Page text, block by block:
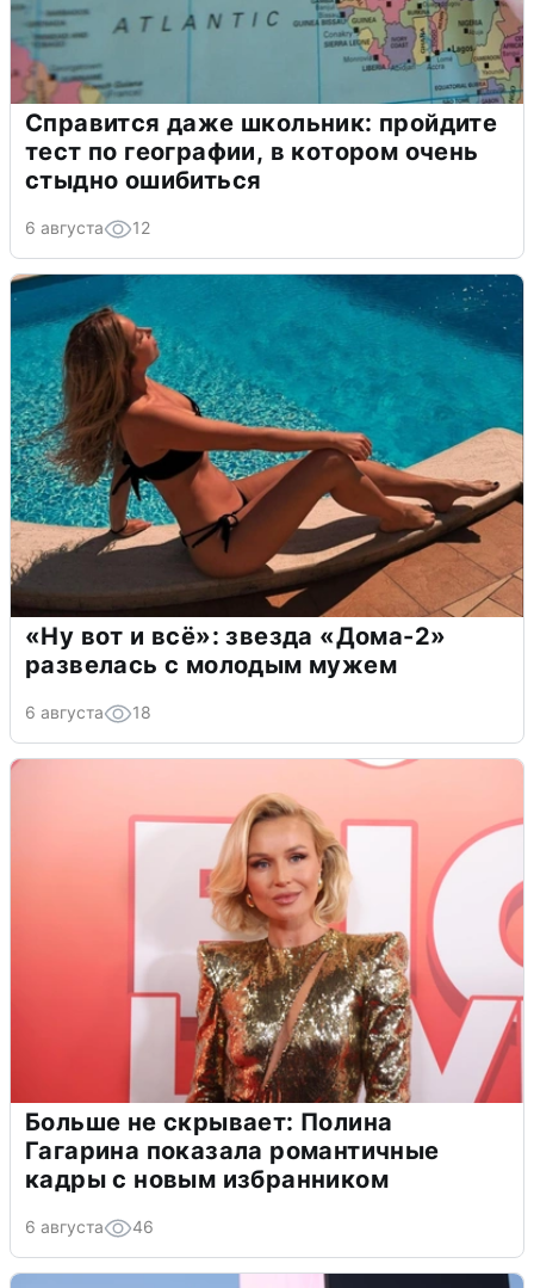
Справится даже школьник: пройдите
тест по географии, в котором очень
стыдно ошибиться
6 августа 12
«Ну вот и всё»: звезда «Дома-2»
развелась с молодым мужем
6 августа 18
Больше не скрывает: Полина
Гагарина показала романтичные
кадры с новым избранником
6 августа 46